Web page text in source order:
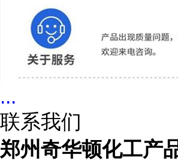
...
联系我们
郑州奇华顿化工产